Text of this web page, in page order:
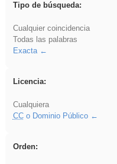
Tipo de búsqueda:
Cualquier coincidencia
Todas las palabras
Exacta
Licencia:
Cualquiera
CCo Dominio Público
Orden: